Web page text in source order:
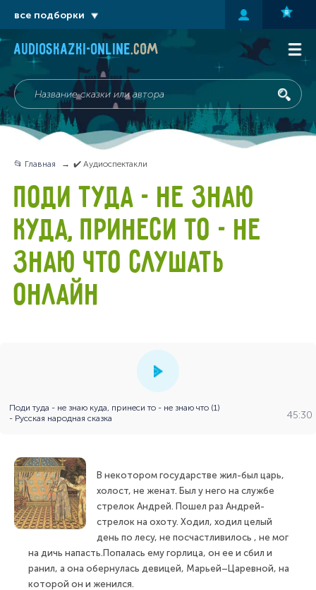
audioskazki-online.com
📂 Главная ✔️ Аудиоспектакли
ПОДИ ТУДА - НЕ ЗНАЮ
КУДА, ПРИНЕСИ ТО - НЕ
ЗНАЮ ЧТО СЛУШАТЬ
ОНЛАЙН
Поди туда - не знаю куда, принеси то - не знаю что (1)
- Русская народная сказка
45:30
В некотором государстве жил-был царь,
холост, не женат. Был у него на службе
стрелок Андрей. Пошел раз Андрей-
стрелок на охоту. Ходил, ходил целый
день по лесу, не посчастливилось , не мог
на дичь напасть.Попалась ему горлица, он ее и сбил и
ранил, а она обернулась девицей, Марьей–Царевной, на
которой он и женился.
все подборки